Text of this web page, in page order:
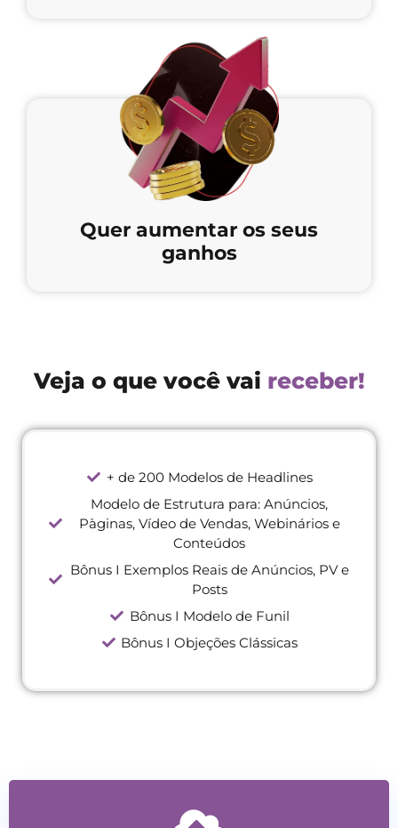
Quer aumentar os seus
ganhos
Veja o que você vai receber!
+ de 200 Modelos de Headlines
Modelo de Estrutura para: Anúncios,
Pàginas, Vídeo de Vendas, Webinários e
Conteúdos
Bônus I Exemplos Reais de Anúncios, PV e
Posts
Bônus I Modelo de Funil
Bônus I Objeções Clássicas